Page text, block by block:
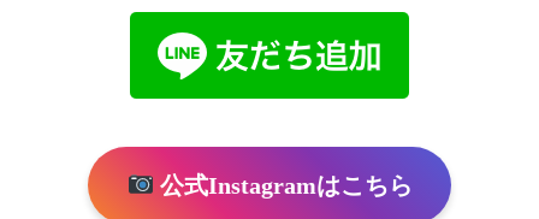
2026/05/06 - 2026年5月からの診療体制変更につ
2026/05/05 - 5月12日午後 担当医変更のお知らせ
2026/04/29 - ゴールデンウィーク期間中の診療
公式Instagramはこちら